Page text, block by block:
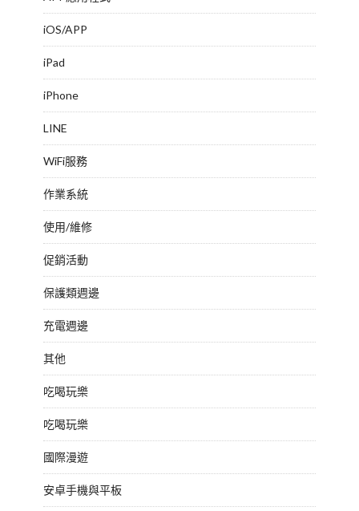
iOS/APP
iPad
iPhone
LINE
WiFi服務
作業系統
使用/維修
促銷活動
保護類週邊
充電週邊
其他
吃喝玩樂
吃喝玩樂
國際漫遊
安卓手機與平板